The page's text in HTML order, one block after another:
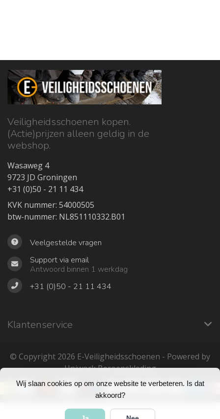
Wij slaan cookies op om onze website te verbeteren. Is dat
akkoord?
Veiligheidsschoenen kopen.
(Actie)prijzen alleen geldig in de
webshop.
Wasaweg 4
9723 JD Groningen
+31 (0)50 - 21 11 434
KVK nummer: 54000505
btw-nummer: NL851110332.B01
Veelgestelde vragen
Support via email
Antwoord binnen 1 werkdag
+31 (0)50 - 21 11 434
Klantenservice
© Copyright 2026 ‎E-Veiligheidsschoenen - Powered by
Uniwork Beroepskleding